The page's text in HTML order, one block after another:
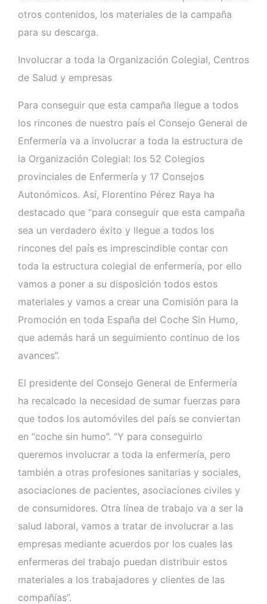
otros contenidos, los materiales de la campaña
para su descarga.
Involucrar a toda la Organización Colegial, Centros
de Salud y empresas
Para conseguir que esta campaña llegue a todos
los rincones de nuestro país el Consejo General de
Enfermería va a involucrar a toda la estructura de
la Organización Colegial: los 52 Colegios
provinciales de Enfermería y 17 Consejos
Autonómicos. Así, Florentino Pérez Raya ha
destacado que “para conseguir que esta campaña
sea un verdadero éxito y llegue a todos los
rincones del país es imprescindible contar con
toda la estructura colegial de enfermería, por ello
vamos a poner a su disposición todos estos
materiales y vamos a crear una Comisión para la
Promoción en toda España del Coche Sin Humo,
que además hará un seguimiento continuo de los
avances”.
El presidente del Consejo General de Enfermería
ha recalcado la necesidad de sumar fuerzas para
que todos los automóviles del país se conviertan
en “coche sin humo”. “Y para conseguirlo
queremos involucrar a toda la enfermería, pero
también a otras profesiones sanitarias y sociales,
asociaciones de pacientes, asociaciones civiles y
de consumidores. Otra línea de trabajo va a ser la
salud laboral, vamos a tratar de involucrar a las
empresas mediante acuerdos por los cuales las
enfermeras del trabajo puedan distribuir estos
materiales a los trabajadores y clientes de las
compañías”.